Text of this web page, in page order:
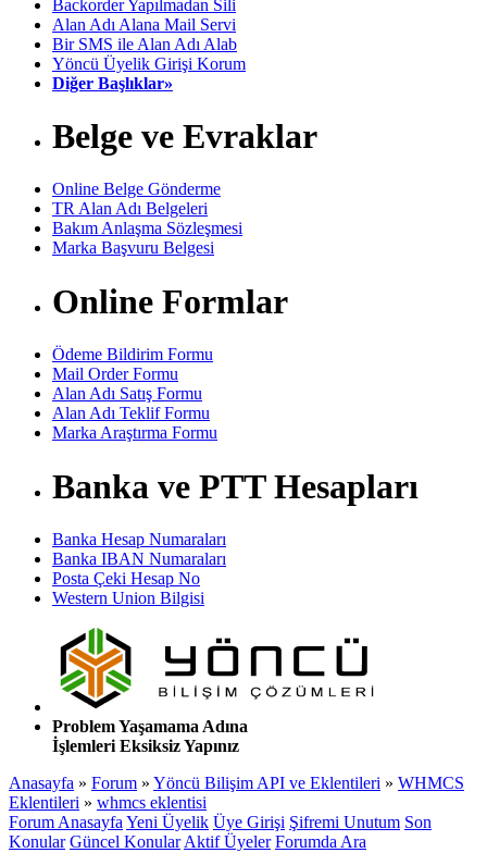
Backorder Yapılmadan Sili
Alan Adı Alana Mail Servi
Bir SMS ile Alan Adı Alab
Yöncü Üyelik Girişi Korum
Diğer Başlıklar»
Belge ve Evraklar
Online Belge Gönderme
TR Alan Adı Belgeleri
Bakım Anlaşma Sözleşmesi
Marka Başvuru Belgesi
Online Formlar
Ödeme Bildirim Formu
Mail Order Formu
Alan Adı Satış Formu
Alan Adı Teklif Formu
Marka Araştırma Formu
Banka ve PTT Hesapları
Banka Hesap Numaraları
Banka IBAN Numaraları
Posta Çeki Hesap No
Western Union Bilgisi
Problem Yaşamama Adına
İşlemleri Eksiksiz Yapınız
Anasayfa » Forum » Yöncü Bilişim API ve Eklentileri » WHMCS
Eklentileri » whmcs eklentisi
Forum Anasayfa Yeni Üyelik Üye Girişi Şifremi Unutum Son
Konular Güncel Konular Aktif Üyeler Forumda Ara